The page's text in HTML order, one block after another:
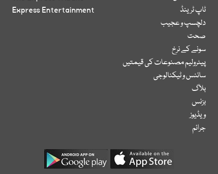
ٹاپ ٹرینڈ
دلچسپ و عجیب
صحت
سونے کے نرخ
پیٹرولیم مصنوعات کی قیمتیں
سائنس و ٹیکنالوجی
بلاگ
بزنس
ویڈیوز
جرائم
Express Entertainment